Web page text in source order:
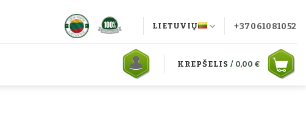
LIETUVIŲ +37061081052
KREPŠELIS / 0,00 €